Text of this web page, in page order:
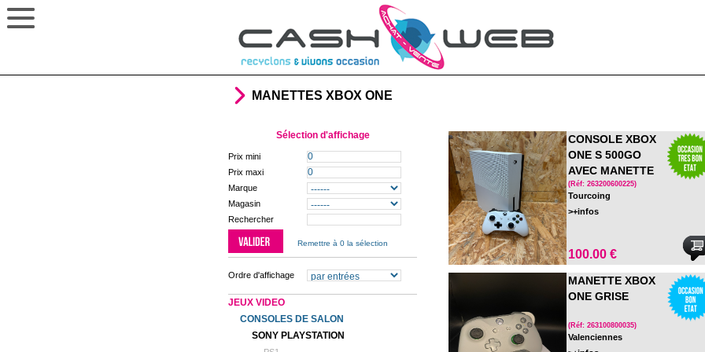
MANETTES XBOX ONE
Sélection d'affichage
Prix mini
Prix maxi
Marque
Magasin
Rechercher
Remettre à 0 la sélection
Ordre d'affichage
JEUX VIDEO
CONSOLES DE SALON
SONY PLAYSTATION
CONSOLE XBOX
ONE S 500GO
AVEC MANETTE
OFFICIELLE
(Réf: 263200600225)
Tourcoing
>+infos
100.00 €
MANETTE XBOX
ONE GRISE
(Réf: 263100800035)
Valenciennes